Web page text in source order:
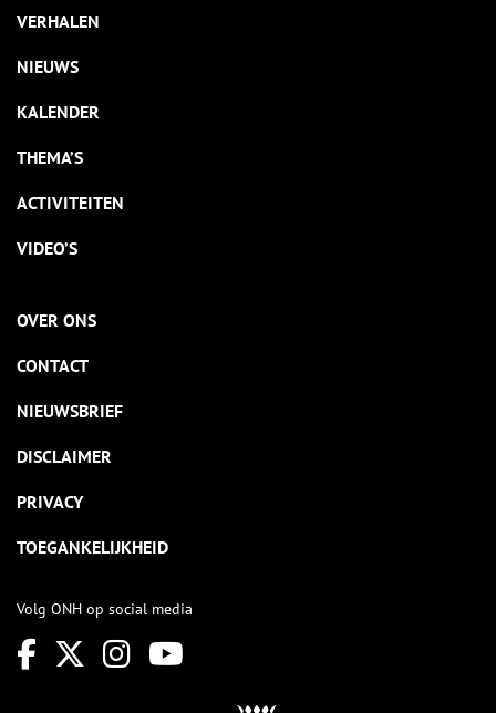
VERHALEN
NIEUWS
KALENDER
THEMA’S
ACTIVITEITEN
VIDEO’S
OVER ONS
CONTACT
NIEUWSBRIEF
DISCLAIMER
PRIVACY
TOEGANKELIJKHEID
Volg ONH op social media